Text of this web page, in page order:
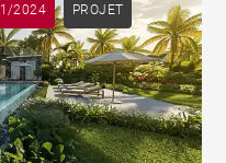
2024 PROJET